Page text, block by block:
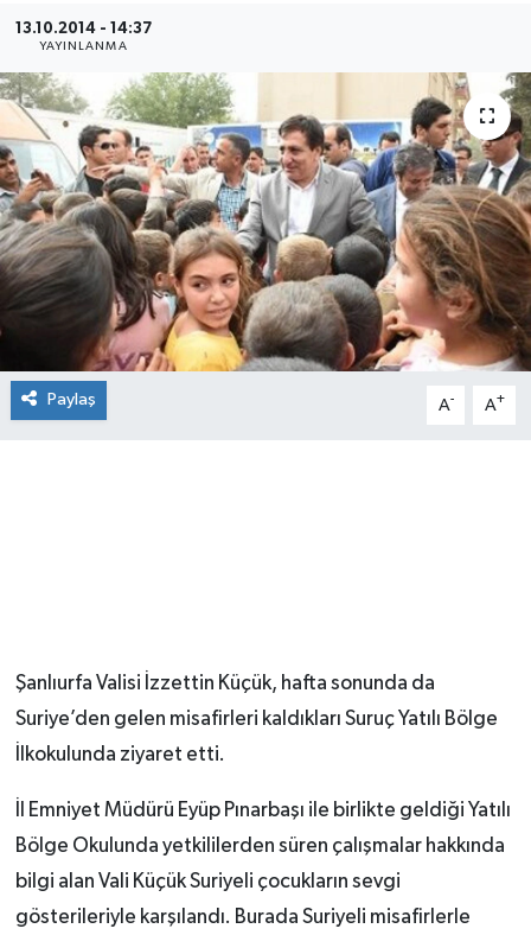
13.10.2014 - 14:37
YAYINLANMA
Paylaş A- A+
Şanlıurfa Valisi İzzettin Küçük, hafta sonunda da
Suriye’den gelen misafirleri kaldıkları Suruç Yatılı Bölge
İlkokulunda ziyaret etti.
İl Emniyet Müdürü Eyüp Pınarbaşı ile birlikte geldiği Yatılı
Bölge Okulunda yetkililerden süren çalışmalar hakkında
bilgi alan Vali Küçük Suriyeli çocukların sevgi
gösterileriyle karşılandı. Burada Suriyeli misafirlerle
Magazin
Haber Arşivi